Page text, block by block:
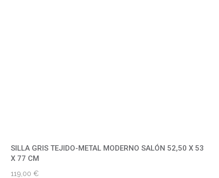
SILLA GRIS TEJIDO-METAL MODERNO SALÓN 52,50 X 53
X 77 CM
119,00€